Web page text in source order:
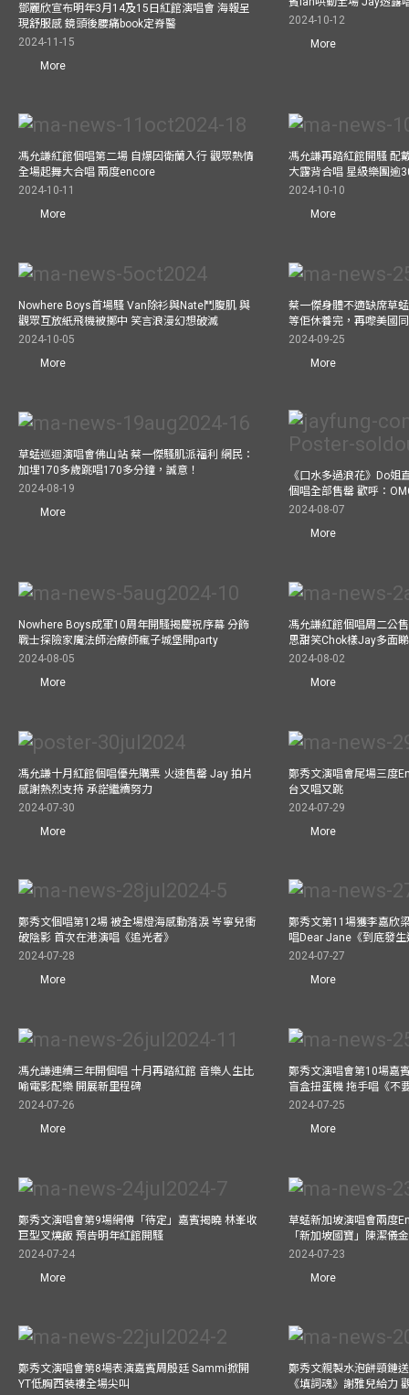
鄧麗欣宣布明年3月14及15日紅館演唱會 海報呈
現舒服感 鏡頭後腰痛book定脊醫
2024-11-15
More
2024-10-12
More
馮允謙紅館個唱第二場 自爆因衛蘭入行 觀眾熱情
全場起舞大合唱 兩度encore
2024-10-11
More
馮允謙再踏紅館開騷 配
大露背合唱 星級樂團逾
2024-10-10
More
Nowhere Boys首場騷 Van除衫與Nate鬥腹肌 與
觀眾互放紙飛機被擲中 笑言浪漫幻想破滅
2024-10-05
More
蔡一傑身體不適缺席草
等佢休養完，再嚟美國
2024-09-25
More
草蜢巡迴演唱會佛山站 蔡一傑騷肌派福利 網民：
加埋170多歲跳唱170多分鐘，誠意！
2024-08-19
More
《口水多過浪花》Do姐
個唱全部售罄 歡呼：
2024-08-07
More
Nowhere Boys成軍10周年開騷揭慶祝序幕 分飾
戰士探險家魔法師治療師瘋子城堡開party
2024-08-05
More
馮允謙紅館個唱周二公
思甜笑Chok樣Jay多面睇
2024-08-02
More
馮允謙十月紅館個唱優先購票 火速售罄 Jay 拍片
感謝熱烈支持 承諾繼續努力
2024-07-30
More
鄭秀文演唱會尾場三度
台又唱又跳
2024-07-29
More
鄭秀文個唱第12場 被全場燈海感動落淚 岑寧兒衝
破陰影 首次在港演唱《追光者》
2024-07-28
More
鄭秀文第11場獲李嘉欣
唱Dear Jane《到底發
2024-07-27
More
馮允謙連續三年開個唱 十月再踏紅館 音樂人生比
喻電影配樂 開展新里程碑
2024-07-26
More
鄭秀文演唱會第10場嘉
盲盒扭蛋機 拖手唱《不
2024-07-25
More
鄭秀文演唱會第9場網傳「待定」嘉賓揭曉 林峯收
巨型叉燒飯 預告明年紅館開騷
2024-07-24
More
草蜢新加坡演唱會兩度
「新加坡國寶」陳潔儀
2024-07-23
More
鄭秀文演唱會第8場表演嘉賓周殷廷 Sammi掀開
YT低胸西裝褸全場尖叫
鄭秀文親製水泡餅頸鏈
《填詞魂》謝雅兒給力